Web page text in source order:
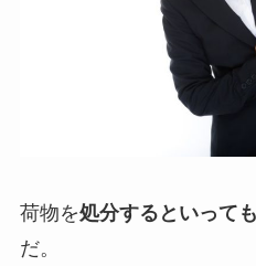
荷物を処分するといって
だ。